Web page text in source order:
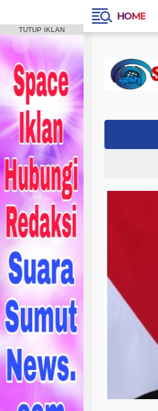
HOME
TUTUP IKLAN